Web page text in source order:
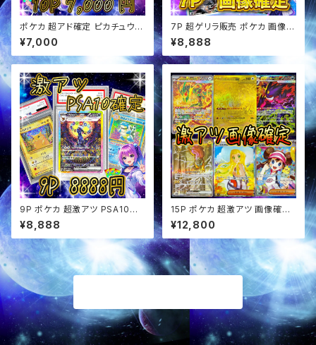
ポケカ 超アド確定 ピカチュウor
リザードン確定 オリパ
¥7,000
7P 超ゲリラ販売 ポケカ 画像確
定 オリパ
¥8,888
9P ポケカ 超激アツ PSA10確
定 オリパ
¥8,888
15P ポケカ 超激アツ 画像確定
オリパ
¥12,800